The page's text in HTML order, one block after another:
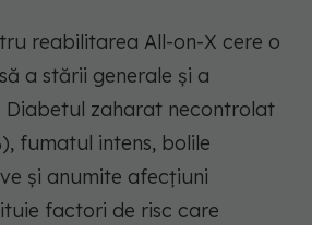
reabilitarea All-on-X cere o
a stării generale și a
Diabetul zaharat necontrolat
fumatul intens, bolile
și anumite afecțiuni
factori de risc care